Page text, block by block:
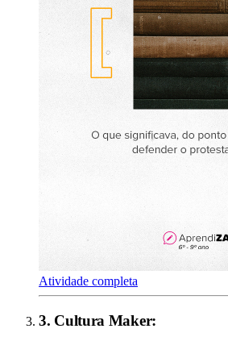
Atividade completa
3. Cultura Maker: